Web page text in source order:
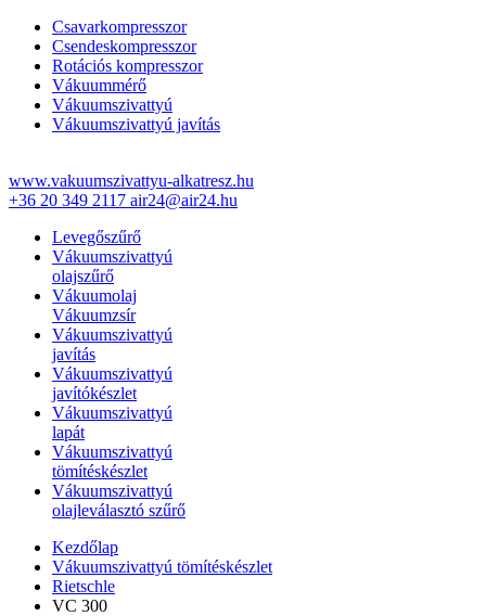
Csavarkompresszor
Csendeskompresszor
Rotációs kompresszor
Vákuummérő
Vákuumszivattyú
Vákuumszivattyú javítás
www.vakuumszivattyu-alkatresz.hu
+36 20 349 2117 air24@air24.hu
Levegőszűrő
Vákuumszivattyú
olajszűrő
Vákuumolaj
Vákuumzsír
Vákuumszivattyú
javítás
Vákuumszivattyú
javítókészlet
Vákuumszivattyú
lapát
Vákuumszivattyú
tömítéskészlet
Vákuumszivattyú
olajleválasztó szűrő
Kezdőlap
Vákuumszivattyú tömítéskészlet
Rietschle
VC 300